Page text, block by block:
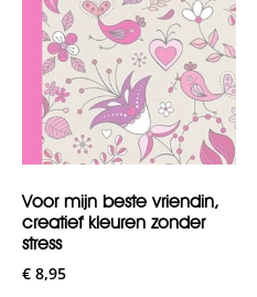
Voor mijn beste vriendin,
creatief kleuren zonder
stress
€ 8,95